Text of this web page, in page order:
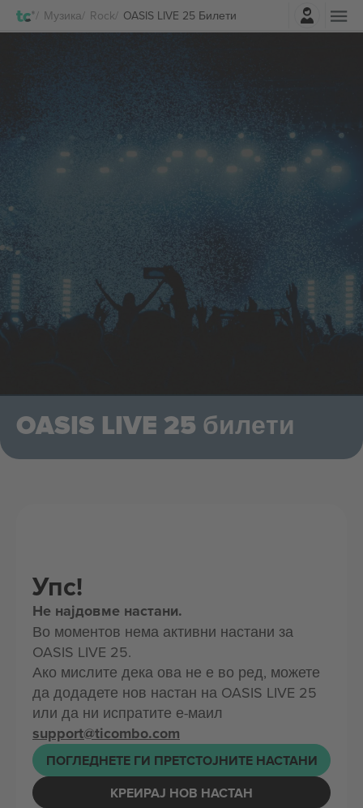
Музика Rock OASIS LIVE 25 Билети
Најави се
OASIS LIVE 25 билети
Упс!
Не најдовме настани.
Во моментов нема активни настани за
OASIS LIVE 25.
Ако мислите дека ова не е во ред, можете
да додадете нов настан на OASIS LIVE 25
или да ни испратите е-маил
support@ticombo.com
ПОГЛЕДНЕТЕ ГИ ПРЕТСТОЈНИТЕ НАСТАНИ
КРЕИРАЈ НОВ НАСТАН